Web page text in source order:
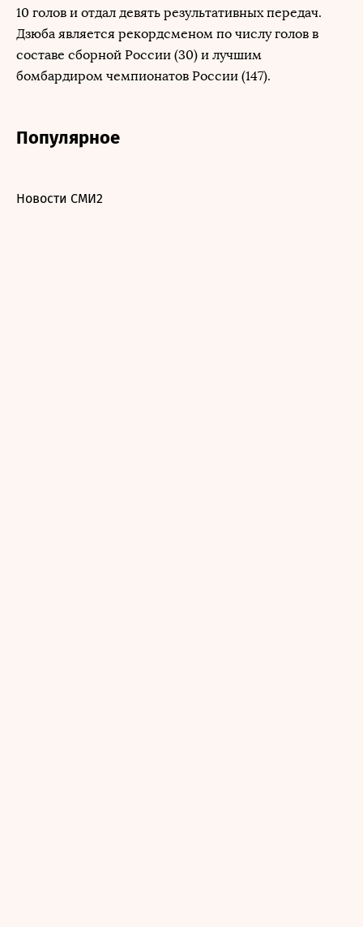
10 голов и отдал девять результативных передач.
Дзюба является рекордсменом по числу голов в
составе сборной России (30) и лучшим
бомбардиром чемпионатов России (147).
Популярное
Новости СМИ2